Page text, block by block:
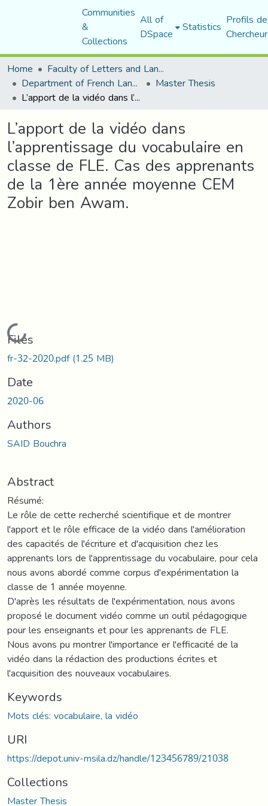
Communities
&
Collections
All of
DSpace Statistics Profils
Home
Faculty of Letters and Languages
Department of French Language and Literature Master Thesis
L’apport de la vidéo dans l’apprentissage du vocabulaire en classe de FLE. Cas des apprenants de la 1ère année moyenne CEM Zobir ben Awam.
L’apport de la vidéo dans
l’apprentissage du vocabulaire en
classe de FLE. Cas des apprenants
de la 1ère année moyenne CEM
Zobir ben Awam.
Loading...
Files
fr-32-2020.pdf(1.25 MB)
Date
2020-06
Authors
SAID Bouchra
Abstract
Résumé:
Le rôle de cette recherché scientifique et de montrer
l'apport et le rôle efficace de la vidéo dans l'amélioration
des capacités de l'écriture et d'acquisition chez les
apprenants lors de l'apprentissage du vocabulaire, pour cela
nous avons abordé comme corpus d'expérimentation la
classe de 1 année moyenne.
D'après les résultats de l'expérimentation, nous avons
proposé le document vidéo comme un outil pédagogique
pour les enseignants et pour les apprenants de FLE.
Nous avons pu montrer l'importance er l'efficacité de la
vidéo dans la rédaction des productions écrites et
l'acquisition des nouveaux vocabulaires.
Keywords
Mots clés: vocabulaire, la vidéo
URI
https://depot.univ-msila.dz/handle/123456789/21038
Collections
Master Thesis